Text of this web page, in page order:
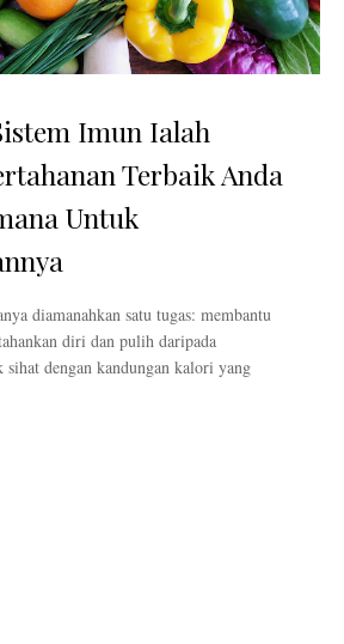
Imun Ialah
Terbaik Anda
Untuk
diamanahkan satu tugas: membantu
diri dan pulih daripada
dengan kandungan kalori yang